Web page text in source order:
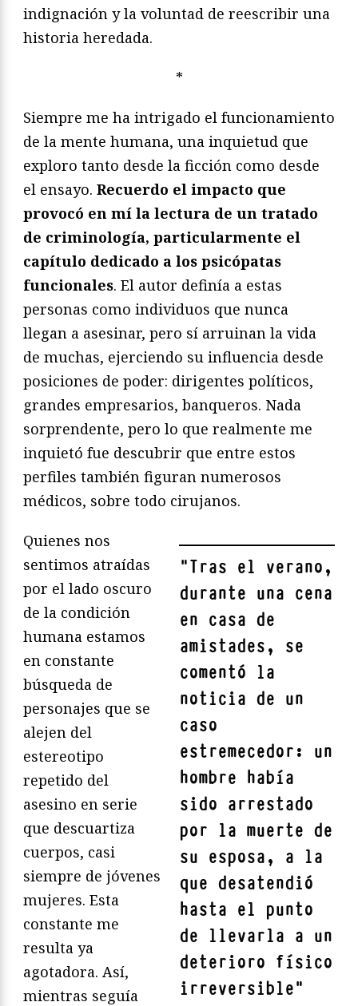
indignación y la voluntad de reescribir una
historia heredada.
*
Siempre me ha intrigado el funcionamiento
de la mente humana, una inquietud que
exploro tanto desde la ficción como desde
el ensayo. Recuerdo el impacto que
provocó en mí la lectura de un tratado
de criminología, particularmente el
capítulo dedicado a los psicópatas
funcionales. El autor definía a estas
personas como individuos que nunca
llegan a asesinar, pero sí arruinan la vida
de muchas, ejerciendo su influencia desde
posiciones de poder: dirigentes políticos,
grandes empresarios, banqueros. Nada
sorprendente, pero lo que realmente me
inquietó fue descubrir que entre estos
perfiles también figuran numerosos
médicos, sobre todo cirujanos.
"Tras el verano,
durante una cena
en casa de
amistades, se
comentó la
noticia de un
caso
estremecedor: un
hombre había
sido arrestado
por la muerte de
su esposa, a la
que desatendió
hasta el punto
de llevarla a un
deterioro físico
irreversible"
Quienes nos
sentimos atraídas
por el lado oscuro
de la condición
humana estamos
en constante
búsqueda de
personajes que se
alejen del
estereotipo
repetido del
asesino en serie
que descuartiza
cuerpos, casi
siempre de jóvenes
mujeres. Esta
constante me
resulta ya
agotadora. Así,
mientras seguía